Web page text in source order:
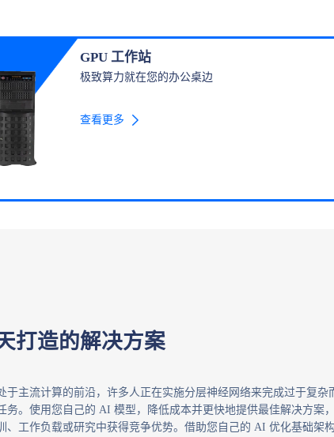
GPU 工作站
极致算力就在您的办公桌边
查看更多
打造的解决方案
于主流计算的前沿，许多人正在实施分层神经网络来完成过于复杂
务。使用您自己的 AI 模型，降低成本并更快地提供最佳解决方案
、工作负载或研究中获得竞争优势。借助您自己的 AI 优化基础架